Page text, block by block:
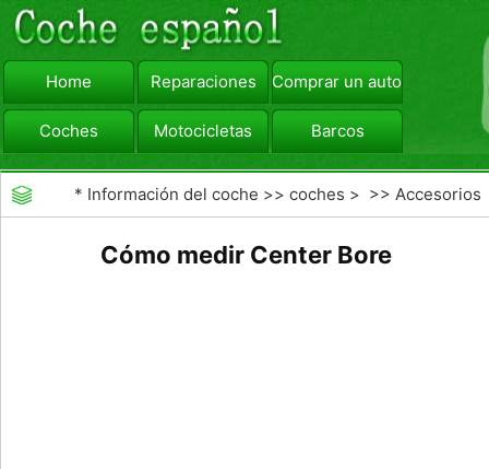
Home Reparaciones Comprar un automóvil
Coches Motocicletas Barcos
viajar Camiones
* Información del coche >>coches > >>Accesorios
Cómo medir Center Bore